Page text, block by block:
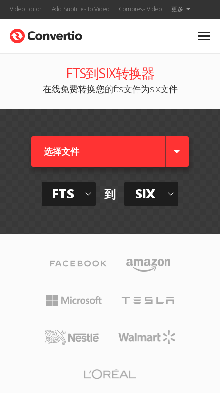
Video Editor Add Subtitles to Video Compress Video 更多
FTS到SIX转换器
在线免费转换您的fts文件为six文件
选择文件
FTS 到 SIX